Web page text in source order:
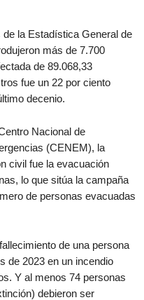
la Estadística General de
más de 7.700
de 89.068,33
fue un 22 por ciento
decenio.
Nacional de
(CENEM), la
civil fue la evacuación
lo que sitúa la campaña
de personas evacuadas
de una persona
de 2023 en un incendio
Y al menos 74 personas
debieron ser